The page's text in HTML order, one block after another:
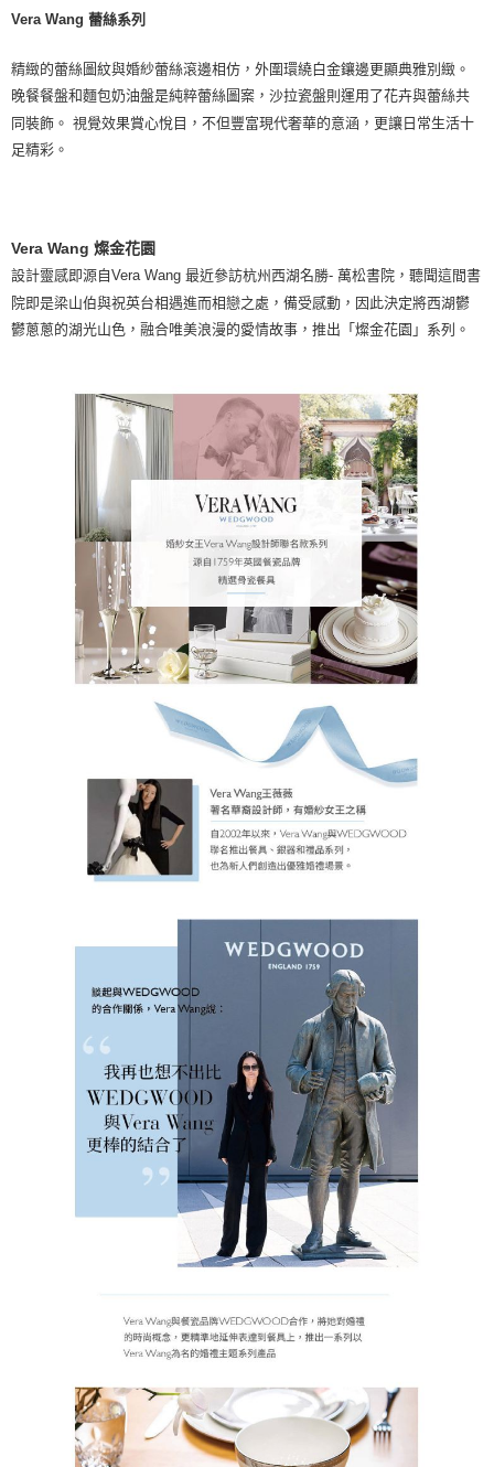
Vera Wang 蕾絲系列
精緻的蕾絲圖紋與婚紗蕾絲滾邊相仿，外圍環繞白金鑲邊更顯典雅別緻。
晚餐餐盤和麵包奶油盤是純粹蕾絲圖案，沙拉瓷盤則運用了花卉與蕾絲共
同裝飾。 視覺效果賞心悅目，不但豐富現代奢華的意涵，更讓日常生活十
足精彩。
Vera Wang 燦金花園
設計靈感即源自Vera Wang 最近參訪杭州西湖名勝- 萬松書院，聽聞這間書
院即是梁山伯與祝英台相遇進而相戀之處，備受感動，因此決定將西湖鬱
鬱蔥蔥的湖光山色，融合唯美浪漫的愛情故事，推出「燦金花園」系列。